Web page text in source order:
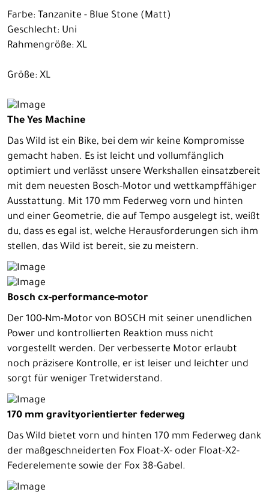
Farbe: Tanzanite - Blue Stone (Matt)
Geschlecht: Uni
Rahmengröße: XL
Größe: XL
The Yes Machine
Das Wild ist ein Bike, bei dem wir keine Kompromisse
gemacht haben. Es ist leicht und vollumfänglich
optimiert und verlässt unsere Werkshallen einsatzbereit
mit dem neuesten Bosch-Motor und wettkampffähiger
Ausstattung. Mit 170 mm Federweg vorn und hinten
und einer Geometrie, die auf Tempo ausgelegt ist, weißt
du, dass es egal ist, welche Herausforderungen sich ihm
stellen, das Wild ist bereit, sie zu meistern.
Bosch cx-performance-motor
Der 100-Nm-Motor von BOSCH mit seiner unendlichen
Power und kontrollierten Reaktion muss nicht
vorgestellt werden. Der verbesserte Motor erlaubt
noch präzisere Kontrolle, er ist leiser und leichter und
sorgt für weniger Tretwiderstand.
170 mm gravityorientierter federweg
Das Wild bietet vorn und hinten 170 mm Federweg dank
der maßgeschneiderten Fox Float-X- oder Float-X2-
Federelemente sowie der Fox 38-Gabel.